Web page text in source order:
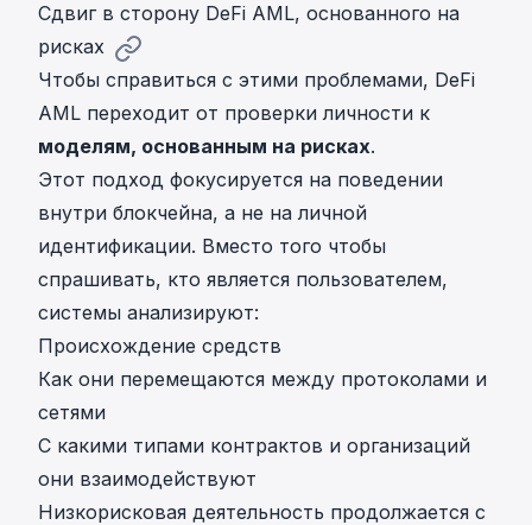
Сдвиг в сторону DeFi AML, основанного на
рисках
Чтобы справиться с этими проблемами, DeFi
AML переходит от проверки личности к
моделям, основанным на рисках.
Этот подход фокусируется на поведении
внутри блокчейна, а не на личной
идентификации. Вместо того чтобы
спрашивать, кто является пользователем,
системы анализируют:
Происхождение средств
Как они перемещаются между протоколами и
сетями
С какими типами контрактов и организаций
они взаимодействуют
Низкорисковая деятельность продолжается с